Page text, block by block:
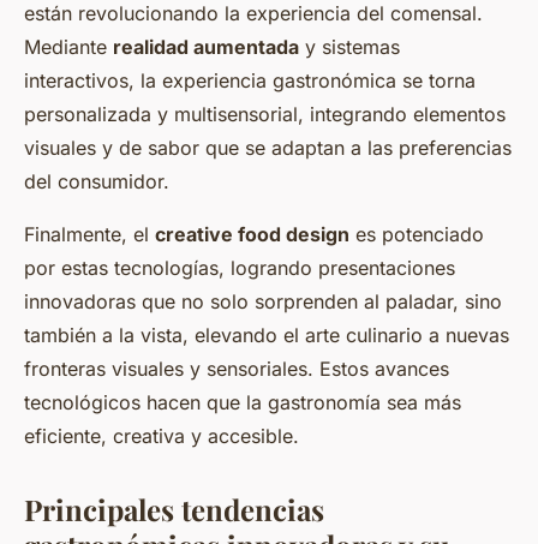
están revolucionando la experiencia del comensal.
Mediante realidad aumentada y sistemas
interactivos, la experiencia gastronómica se torna
personalizada y multisensorial, integrando elementos
visuales y de sabor que se adaptan a las preferencias
del consumidor.
Finalmente, el creative food design es potenciado
por estas tecnologías, logrando presentaciones
innovadoras que no solo sorprenden al paladar, sino
también a la vista, elevando el arte culinario a nuevas
fronteras visuales y sensoriales. Estos avances
tecnológicos hacen que la gastronomía sea más
eficiente, creativa y accesible.
Principales tendencias